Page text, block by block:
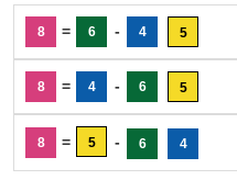
8 = 6 - 4 5
8 = 4 - 6 5
8 = 5 - 6 4